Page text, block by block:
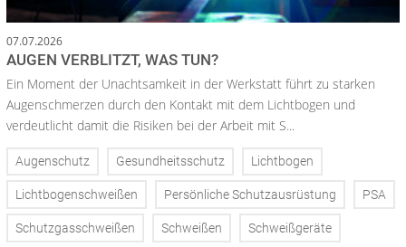
07.07.2026
AUGEN VERBLITZT, WAS TUN?
Ein Moment der Unachtsamkeit in der Werkstatt führt zu starken
Augenschmerzen durch den Kontakt mit dem Lichtbogen und
verdeutlicht damit die Risiken bei der Arbeit mit S...
Augenschutz Gesundheitsschutz Lichtbogen
Lichtbogenschweißen Persönliche Schutzausrüstung PSA
Schutzgasschweißen Schweißen Schweißgeräte